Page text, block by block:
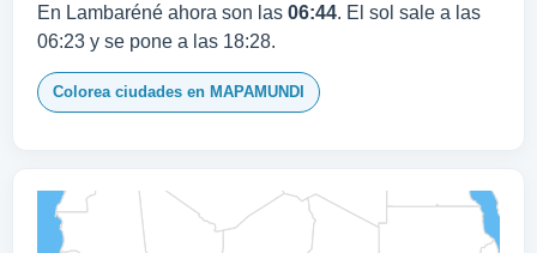
En Lambaréné ahora son las 06:44. El sol sale a las
06:23 y se pone a las 18:28.
Colorea ciudades en MAPAMUNDI